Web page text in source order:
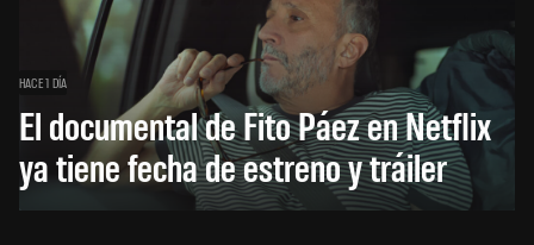
HACE 1 DÍA
El documental de Fito Páez en Netflix
ya tiene fecha de estreno y tráiler